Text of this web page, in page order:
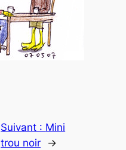
Suivant : Mini
trou noir
→